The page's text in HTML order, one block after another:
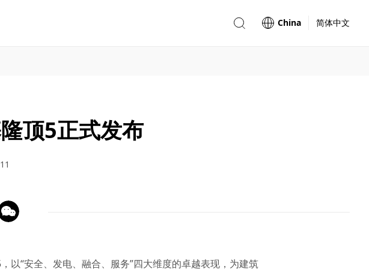
China 简体中文
顶5正式发布
“安全、发电、融合、服务”四大维度的卓越表现，为建筑